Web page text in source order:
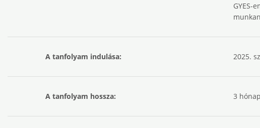
GYES-
A tanfolyam indulása: 2025.
A tanfolyam hossza: 3 hónap